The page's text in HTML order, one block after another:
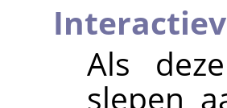
Als
slepen